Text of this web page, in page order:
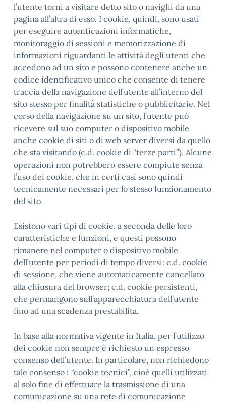
l’utente torni a visitare detto sito o navighi da una
pagina all’altra di esso. I cookie, quindi, sono usati
per eseguire autenticazioni informatiche,
monitoraggio di sessioni e memorizzazione di
informazioni riguardanti le attività degli utenti che
accedono ad un sito e possono contenere anche un
codice identificativo unico che consente di tenere
traccia della navigazione dell’utente all’interno del
sito stesso per finalità statistiche o pubblicitarie. Nel
corso della navigazione su un sito, l’utente può
ricevere sul suo computer o dispositivo mobile
anche cookie di siti o di web server diversi da quello
che sta visitando (c.d. cookie di “terze parti”). Alcune
operazioni non potrebbero essere compiute senza
l’uso dei cookie, che in certi casi sono quindi
tecnicamente necessari per lo stesso funzionamento
del sito.
Esistono vari tipi di cookie, a seconda delle loro
caratteristiche e funzioni, e questi possono
rimanere nel computer o dispositivo mobile
dell’utente per periodi di tempo diversi: c.d. cookie
di sessione, che viene automaticamente cancellato
alla chiusura del browser; c.d. cookie persistenti,
che permangono sull’apparecchiatura dell’utente
fino ad una scadenza prestabilita.
In base alla normativa vigente in Italia, per l’utilizzo
dei cookie non sempre è richiesto un espresso
consenso dell’utente. In particolare, non richiedono
tale consenso i “cookie tecnici”, cioè quelli utilizzati
al solo fine di effettuare la trasmissione di una
comunicazione su una rete di comunicazione